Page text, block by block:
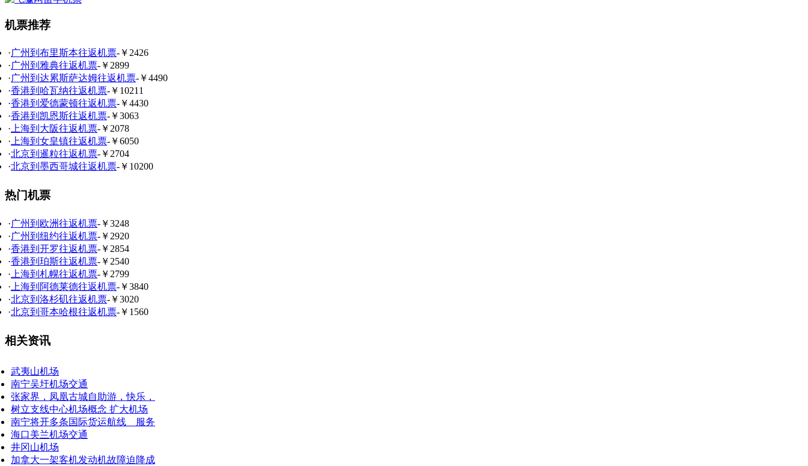
机票推荐
·广州到布里斯本往返机票-￥2426
·广州到雅典往返机票-￥2899
·广州到达累斯萨达姆往返机票-￥4490
·香港到哈瓦纳往返机票-￥10211
·香港到爱德蒙顿往返机票-￥4430
·香港到凯恩斯往返机票-￥3063
·上海到大阪往返机票-￥2078
·上海到女皇镇往返机票-￥6050
·北京到暹粒往返机票-￥2704
·北京到墨西哥城往返机票-￥10200
热门机票
·广州到欧洲往返机票-￥3248
·广州到纽约往返机票-￥2920
·香港到开罗往返机票-￥2854
·香港到珀斯往返机票-￥2540
· 上海到札幌往返机票-￥2799
· 上海到阿德莱德往返机票-￥3840
·北京到洛杉矶往返机票-￥3020
·北京到哥本哈根往返机票-￥1560
相关资讯
武夷山机场
南宁吴圩机场交通
张家界，凤凰古城自助游，快乐，
树立支线中心机场概念 扩大机场
南宁将开多条国际货运航线 服务
海口美兰机场交通
井冈山机场
加拿大一架客机发动机故障迫降成